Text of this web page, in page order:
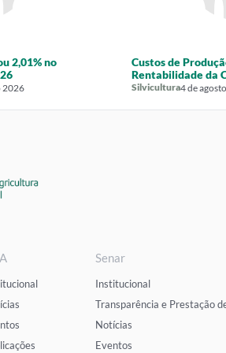
2,01% no
2026
Custos de
Rentabilidade da
Silvicultura4 de
Senar
Institucional
Transparência e Prestação
Notícias
Eventos